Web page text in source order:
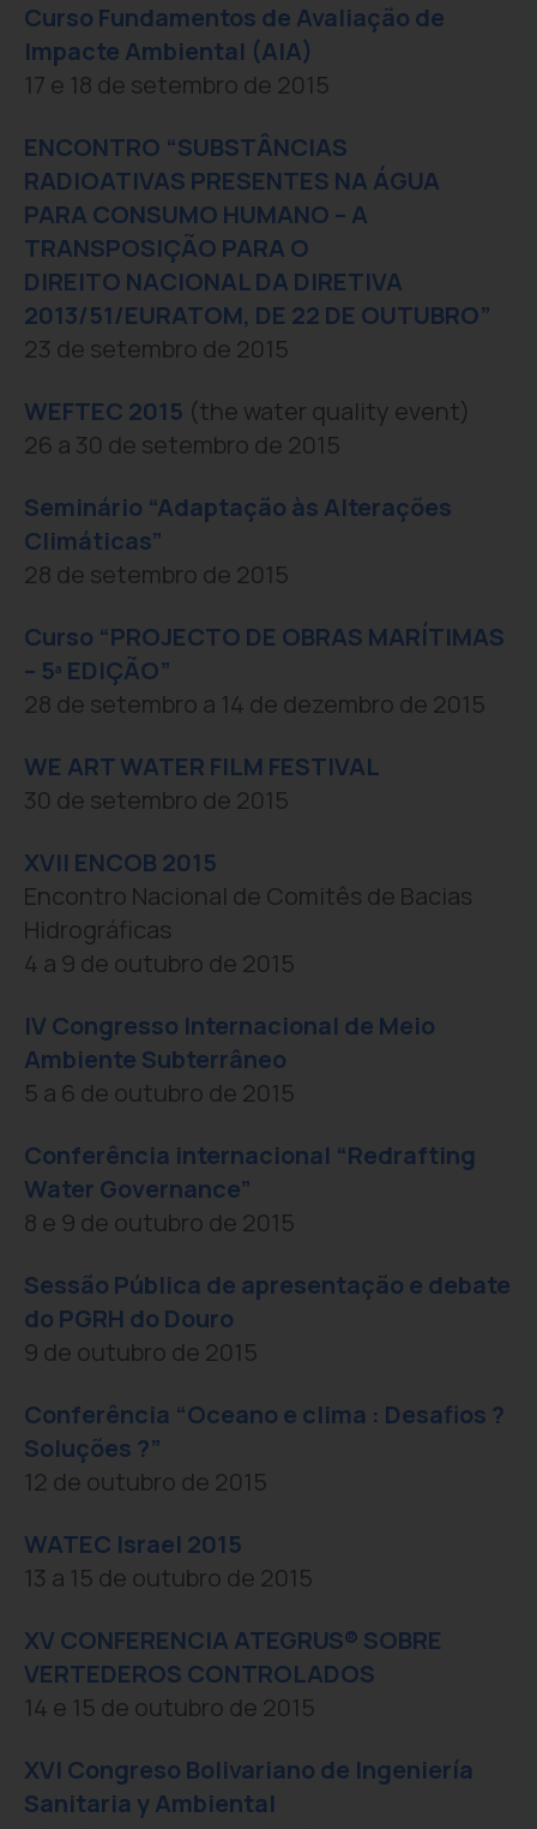
Curso Fundamentos de Avaliação de
Impacte Ambiental (AIA)
17 e 18 de setembro de 2015
ENCONTRO “SUBSTÂNCIAS
RADIOATIVAS PRESENTES NA ÁGUA
PARA CONSUMO HUMANO – A
TRANSPOSIÇÃO PARA O
DIREITO NACIONAL DA DIRETIVA
2013/51/EURATOM, DE 22 DE OUTUBRO”
23 de setembro de 2015
WEFTEC 2015 (the water quality event)
26 a 30 de setembro de 2015
Seminário “Adaptação às Alterações
Climáticas”
28 de setembro de 2015
Curso “PROJECTO DE OBRAS MARÍTIMAS
– 5ª EDIÇÃO”
28 de setembro a 14 de dezembro de 2015
WE ART WATER FILM FESTIVAL
30 de setembro de 2015
XVII ENCOB 2015
Encontro Nacional de Comitês de Bacias
Hidrográficas
4 a 9 de outubro de 2015
IV Congresso Internacional de Meio
Ambiente Subterrâneo
5 a 6 de outubro de 2015
Conferência internacional “Redrafting
Water Governance”
8 e 9 de outubro de 2015
Sessão Pública de apresentação e debate
do PGRH do Douro
9 de outubro de 2015
Conferência “Oceano e clima : Desafios ?
Soluções ?”
12 de outubro de 2015
WATEC Israel 2015
13 a 15 de outubro de 2015
XV CONFERENCIA ATEGRUS® SOBRE
VERTEDEROS CONTROLADOS
14 e 15 de outubro de 2015
XVI Congreso Bolivariano de Ingeniería
Sanitaria y Ambiental